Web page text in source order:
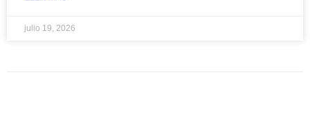
julio 19, 2026